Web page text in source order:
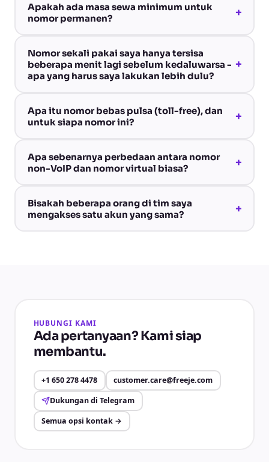
Apakah ada masa sewa minimum untuk
nomor permanen?
+
Nomor sekali pakai saya hanya tersisa
beberapa menit lagi sebelum kedaluwarsa -
apa yang harus saya lakukan lebih dulu?
+
Apa itu nomor bebas pulsa (toll-free), dan
untuk siapa nomor ini?
+
Apa sebenarnya perbedaan antara nomor
non-VoIP dan nomor virtual biasa?
+
Bisakah beberapa orang di tim saya
mengakses satu akun yang sama?
+
HUBUNGI KAMI
Ada pertanyaan? Kami siap
membantu.
+1 650 278 4478
customer.care@freeje.com
Dukungan di Telegram
Semua opsi kontak →